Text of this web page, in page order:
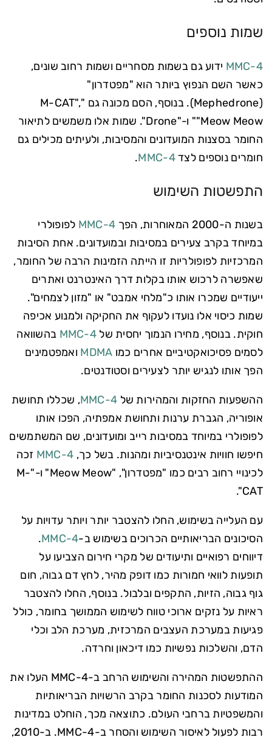
שמות נוספים
4-MMC
ידוע גם בשמות מסחריים ושמות רחוב שונים,
כאשר השם הנפוץ ביותר הוא "מפטדרון"
(Mephedrone). בנוסף, הסם מכונה גם "M-CAT",
"Meow Meow" ו-"Drone". שמות אלו משמשים לתיאור
החומר בסצנות המועדונים והמסיבות, ולעיתים מכילים גם
חומרים נוספים לצד4-MMC
.
התפשטות השימוש
בשנות ה-2000 המאוחרות, הפך 4-MMC
לפופולרי
במיוחד בקרב צעירים במסיבות ובמועדונים. אחת הסיבות
המרכזיות לפופולריות זו הייתה הזמינות הרבה של החומר,
שאפשרה לרכוש אותו בקלות דרך האינטרנט ואתרים
ייעודיים שמכרו אותו כ"מלחי אמבט" או "מזון לצמחים".
שמות כיסוי אלו נועדו לעקוף את החקיקה ולמנוע אכיפה
חוקית. בנוסף, מחירו הנמוך יחסית של 4-MMC
בהשוואה
לסמים פסיכואקטיביים אחרים כמו MDMA ואמפטמינים
הפך אותו לנגיש יותר לצעירים וסטודנטים.
ההשפעות החזקות והמהירות של 4-MMC
, שכללו תחושת
אופוריה, הגברת ערנות ותחושת אמפתיה, הפכו אותו
לפופולרי במיוחד במסיבות רייב ומועדונים, שם המשתמשים
חיפשו חוויות אינטנסיביות ומהנות. בשל כך, 4-MMC
זכה
לכינויי רחוב רבים כמו "מפטדרון", "Meow Meow" ו-"M-
CAT".
עם העלייה בשימוש, החלו להצטבר יותר ויותר עדויות על
הסיכונים הבריאותיים הכרוכים בשימוש ב-4-MMC
.
דיווחים רפואיים ותיעודים של מקרי חירום הצביעו על
תופעות לוואי חמורות כמו דופק מהיר, לחץ דם גבוה, חום
גוף גבוה, הזיות, התקפים ובלבול. בנוסף, החלו להצטבר
ראיות על נזקים ארוכי טווח לשימוש הממושך בחומר, כולל
פגיעות במערכת העצבים המרכזית, מערכת הלב וכלי
הדם, והשלכות נפשיות כמו דיכאון וחרדה.
ההתפשטות המהירה והשימוש הרחב ב-4-MMC העלו את
המודעות לסכנות החומר בקרב הרשויות הבריאותיות
והמשפטיות ברחבי העולם. כתוצאה מכך, הוחלט במדינות
רבות לפעול לאיסור השימוש והסחר ב-4-MMC. ב-2010,